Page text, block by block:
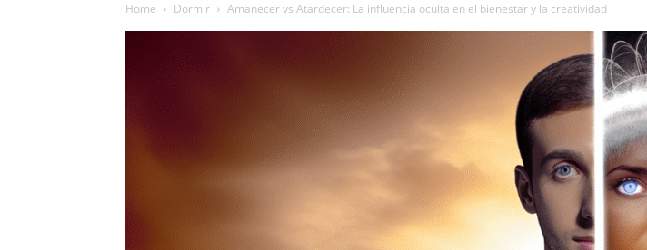
Home Dormir Amanecer vs Atardecer: La influencia oculta en el bienestar y la creatividad